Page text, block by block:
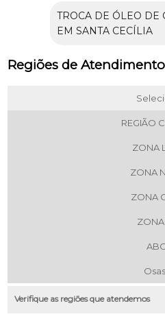
TROCA DE ÓLEO DE
EM SANTA CECÍLIA
Regiões de Atendimento
REGIÃO
ZONA
ZONA
ZONA
ZONA
Verifique as regiões que atendemos